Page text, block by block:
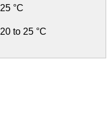
25 °C
20 to 25 °C